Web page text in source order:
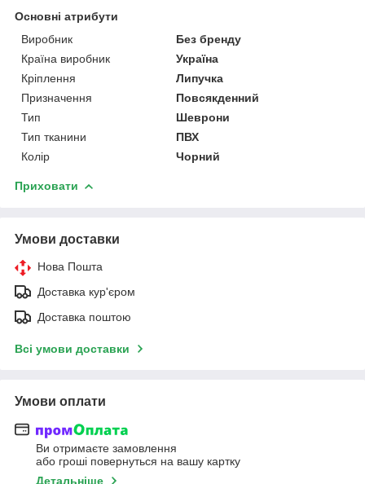
Основні атрибути
Виробник
Без бренду
Країна виробник
Україна
Кріплення
Липучка
Призначення
Повсякденний
Тип
Шеврони
Тип тканини
ПВХ
Колір
Чорний
Приховати
Умови доставки
Нова Пошта
Доставка кур'єром
Доставка поштою
Всі умови доставки
Умови оплати
Ви отримаєте замовлення
або гроші повернуться на вашу картку
Детальніше